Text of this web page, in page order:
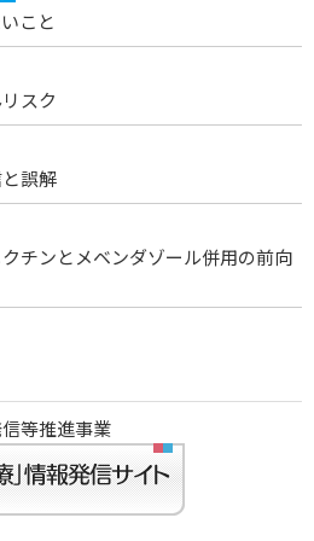
こと
スク
誤解
チンとメベンダゾール併用の前向
等推進事業